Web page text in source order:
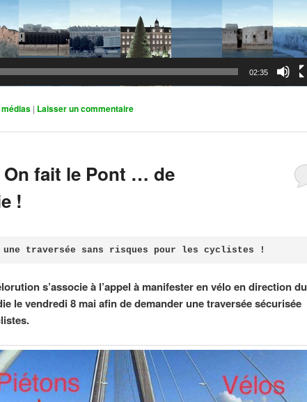
02:35
| Laisser un commentaire
On fait le Pont … de
!
une traversée sans risques pour les cyclistes !
s’associe à l’appel à manifester en vélo en direction du
le vendredi 8 mai afin de demander une traversée sécurisée